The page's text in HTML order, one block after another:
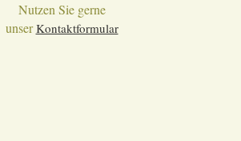
Nutzen Sie gerne
unser Kontaktformular